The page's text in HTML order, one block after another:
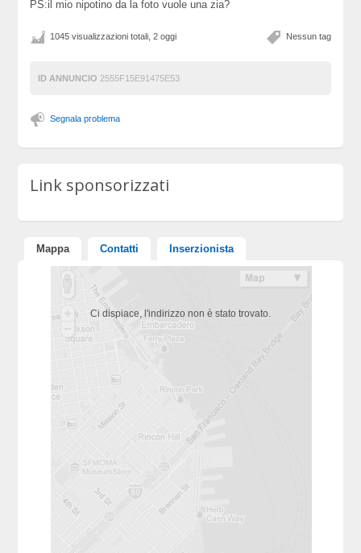
PS:il mio nipotino da la foto vuole una zia?
Nessun tag
1045 visualizzazioni totali, 2 oggi
ID ANNUNCIO 2555F15E91475E53
Segnala problema
Link sponsorizzati
Mappa Contatti Inserzionista
Ci dispiace, l'indirizzo non è stato trovato.